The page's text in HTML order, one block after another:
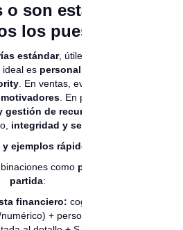
son estándar
los puestos?
estándar, útiles como
ideal es personalizar
. En ventas, evalúa
. En proyectos,
gestión de recursos
integridad y servicio
ejemplos rápidos por rol
como punto de
partida:
financiero: cognitiva
+ personalidad